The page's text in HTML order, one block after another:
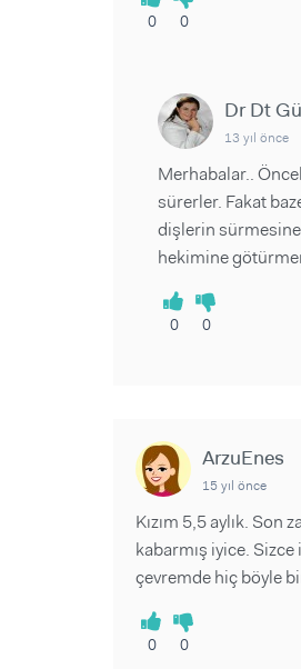
0 0
Dr Dt
13 yıl önce
Merhabalar..
sürerler. Fakat
dişlerin
hekimine
0 0
ArzuEnes
15 yıl önce
Kızım 5,5 aylık. Son
kabarmış iyice.
çevremde hiç böyle
0 0